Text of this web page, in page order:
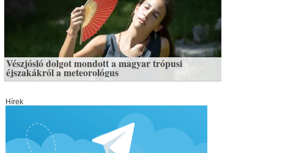
Vészjósló dolgot mondott a magyar trópusi
éjszakákról a meteorológus
Hírek